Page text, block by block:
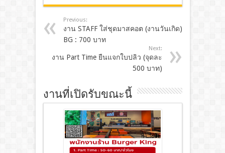
Previous:
งาน STAFF ใส่ชุดมาสคอต (งานวันเกิด)
BG : 700 บาท
Next:
งาน Part Time ยืนแจกใบปลิว (จุดละ
500 บาท)
งานที่เปิดรับขณะนี้